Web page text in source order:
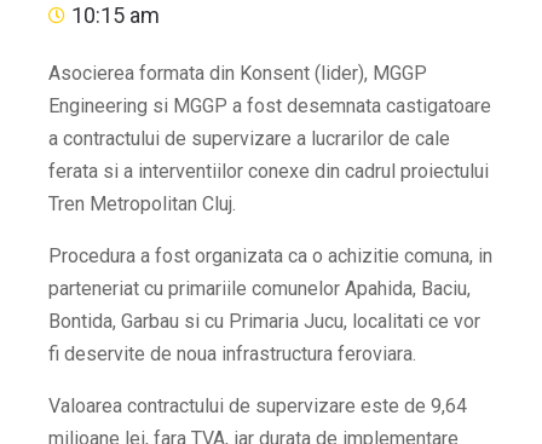
10:15 am
Asocierea formata din Konsent (lider), MGGP
Engineering si MGGP a fost desemnata castigatoare
a contractului de supervizare a lucrarilor de cale
ferata si a interventiilor conexe din cadrul proiectului
Tren Metropolitan Cluj.
Procedura a fost organizata ca o achizitie comuna, in
parteneriat cu primariile comunelor Apahida, Baciu,
Bontida, Garbau si cu Primaria Jucu, localitati ce vor
fi deservite de noua infrastructura feroviara.
Valoarea contractului de supervizare este de 9,64
milioane lei, fara TVA, iar durata de implementare